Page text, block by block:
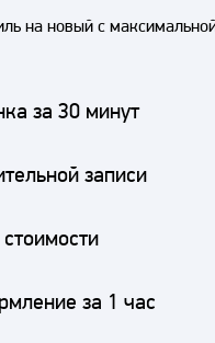
на новый с
за 30 минут
записи
за 1 час